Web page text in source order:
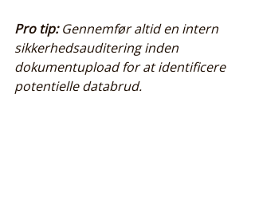
Pro tip: Gennemfør altid en intern
sikkerhedsauditering inden
dokumentupload for at identificere
potentielle databrud.